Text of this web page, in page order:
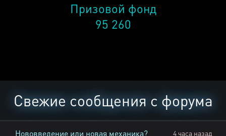
Призовой фонд
95 260
Свежие сообщения с форума
Нововведение или новая механика? 4 часа назад